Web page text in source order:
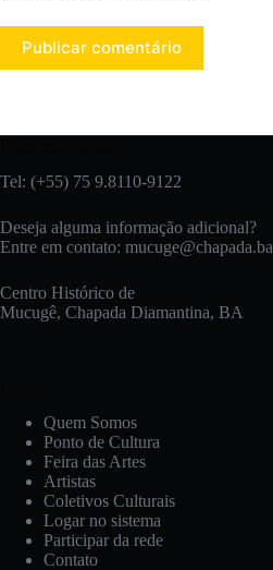
Publicar comentário
Tel: (+55) 75 9.8110-9122
Deseja alguma informação adicional?
Entre em contato: mucuge@chapada.ba
Centro Histórico de
Mucugê, Chapada Diamantina, BA
Quem Somos
Ponto de Cultura
Feira das Artes
Artistas
Coletivos Culturais
Logar no sistema
Participar da rede
Contato